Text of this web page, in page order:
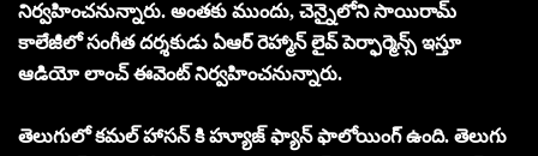
నిర్వహించనున్నారు. అంతకు ముందు, చెన్నైలోని సాయిరామ్
కాలేజీలో సంగీత దర్శకుడు ఏఆర్ రెహ్మాన్ లైవ్ పెర్ఫార్మెన్స్ ఇస్తూ
ఆడియో లాంచ్ ఈవెంట్ నిర్వహించనున్నారు.
తెలుగులో కమల్ హాసన్ కి హ్యూజ్ ఫ్యాన్ ఫాలోయింగ్ ఉంది. తెలుగు